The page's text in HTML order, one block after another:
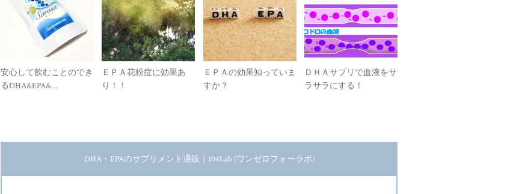
安心して飲むことのでき
るDHA&EPA&…
ＥＰＡ花粉症に効果あ
り！！
ＥＰＡの効果知っていま
すか？
ＤＨＡサプリで血液をサ
ラサラにする！
DHA・EPAのサプリメント通販｜104Lab (ワンゼロフォーラボ)